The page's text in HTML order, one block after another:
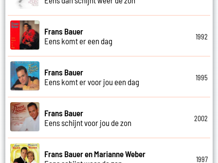
Frans Bauer
Eens komt er een dag
1992
Frans Bauer
Eens komt er voor jou een dag
1995
Frans Bauer
Eens schijnt voor jou de zon
2002
Frans Bauer en Marianne Weber
1997